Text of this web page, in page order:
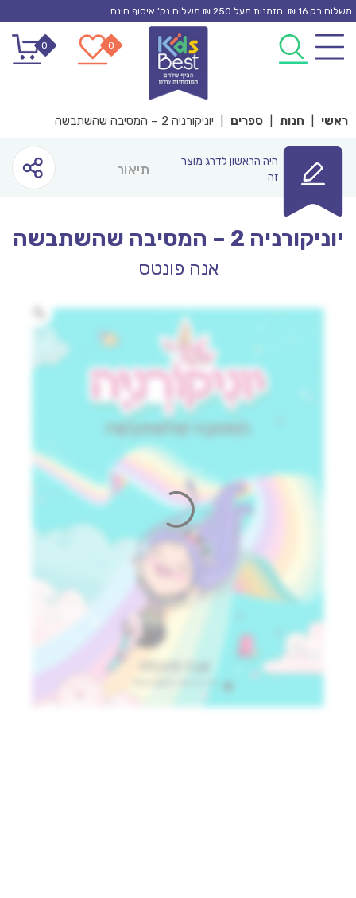
Skip
content
משלוח רק 16 ₪. הזמנות מעל 250 ₪ משלוח נק’ איסוף חינם
0
0
ראשי חנות ספרים יוניקורניה 2 – המסיבה שהשתבשה
היה הראשון לדרג מוצר
זה
תיאור
יוניקורניה 2 – המסיבה שהשתבשה
אנה פונטס